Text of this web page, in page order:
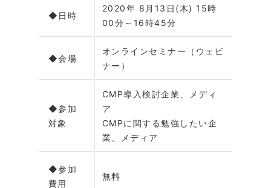
◆日時
2020年 8月13日(木) 15時
00分～16時45分
◆会場
オンラインセミナー（ウェビ
ナー）
◆参加
対象
CMP導入検討企業、メディ
ア
CMPに関する勉強したい企
業、メディア
◆参加
費用
無料